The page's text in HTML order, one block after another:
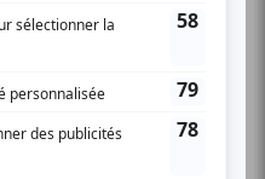
puissante et sensuelle.
nous dévoilera
originales comprenant les
aux accents pop et